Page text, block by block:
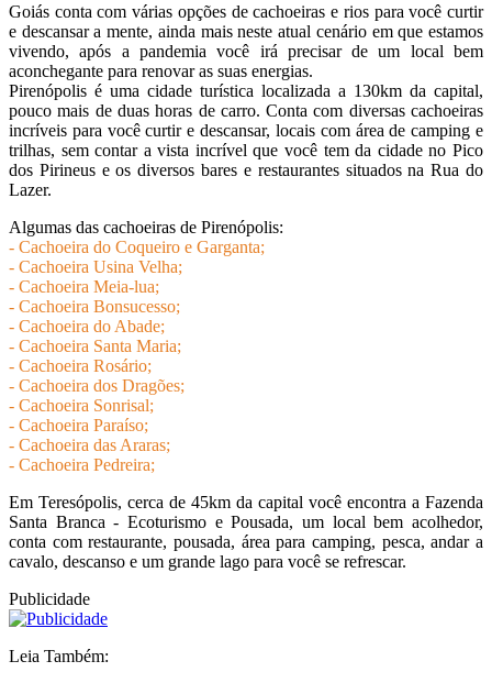
Goiás conta com várias opções de cachoeiras e rios para você curtir
e descansar a mente, ainda mais neste atual cenário em que estamos
vivendo, após a pandemia você irá precisar de um local bem
aconchegante para renovar as suas energias.
Pirenópolis é uma cidade turística localizada a 130km da capital,
pouco mais de duas horas de carro. Conta com diversas cachoeiras
incríveis para você curtir e descansar, locais com área de camping e
trilhas, sem contar a vista incrível que você tem da cidade no Pico
dos Pirineus e os diversos bares e restaurantes situados na Rua do
Lazer.
Algumas das cachoeiras de Pirenópolis:
- Cachoeira do Coqueiro e Garganta;
- Cachoeira Usina Velha;
- Cachoeira Meia-lua;
- Cachoeira Bonsucesso;
- Cachoeira do Abade;
- Cachoeira Santa Maria;
- Cachoeira Rosário;
- Cachoeira dos Dragões;
- Cachoeira Sonrisal;
- Cachoeira Paraíso;
- Cachoeira das Araras;
- Cachoeira Pedreira;
Em Teresópolis, cerca de 45km da capital você encontra a Fazenda
Santa Branca - Ecoturismo e Pousada, um local bem acolhedor,
conta com restaurante, pousada, área para camping, pesca, andar a
cavalo, descanso e um grande lago para você se refrescar.
Publicidade
Leia Também: